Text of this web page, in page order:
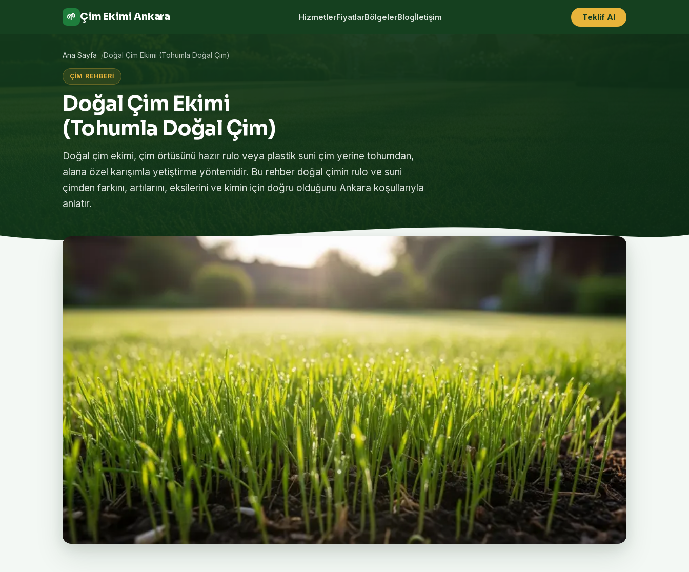
🌱 Çim Ekimi Ankara HizmetlerFiyatlarBölgelerBlogİletişim Teklif Al
Ana Sayfa Doğal Çim Ekimi (Tohumla Doğal Çim)
ÇIM REHBERI
Doğal Çim Ekimi
(Tohumla Doğal Çim)
Doğal çim ekimi, çim örtüsünü hazır rulo veya plastik suni çim yerine tohumdan,
alana özel karışımla yetiştirme yöntemidir. Bu rehber doğal çimin rulo ve suni
çimden farkını, artılarını, eksilerini ve kimin için doğru olduğunu Ankara koşullarıyla
anlatır.